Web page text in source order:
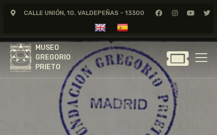
CALLE UNIÓN, 10. VALDEPEÑAS - 13300
MUSEO
GREGORIO
PRIETO
MUSEO
GREGORIO
PRIETO
GREGORIO PRIETO
MUSEO
ARCHIVO
CERTAMEN DE DIBUJO